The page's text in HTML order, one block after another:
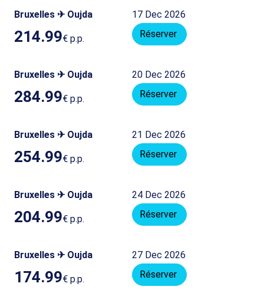
Bruxelles ✈ Oujda 17 Dec 2026
214.99€ p.p. Réserver
Bruxelles ✈ Oujda 20 Dec 2026
284.99€ p.p. Réserver
Bruxelles ✈ Oujda 21 Dec 2026
254.99€ p.p. Réserver
Bruxelles ✈ Oujda 24 Dec 2026
204.99€ p.p. Réserver
Bruxelles ✈ Oujda 27 Dec 2026
174.99€ p.p. Réserver